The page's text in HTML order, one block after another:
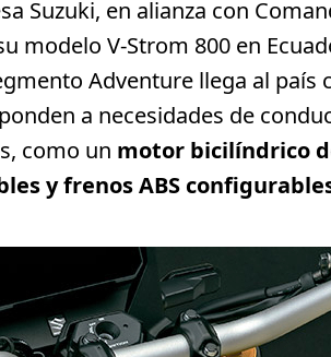
Suzuki, en alianza con
modelo V-Strom 800 en
Adventure llega al país
a necesidades de
como un motor bicilíndrico
y frenos ABS